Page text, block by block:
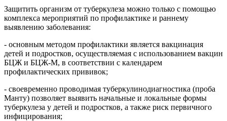
Защитить организм от туберкулеза можно только с помощью
комплекса мероприятий по профилактике и раннему
выявлению заболевания:
- основным методом профилактики является вакцинация
детей и подростков, осуществляемая с использованием вакцин
БЦЖ и БЦЖ-М, в соответствии с календарем
профилактических прививок;
- своевременно проводимая туберкулинодиагностика (проба
Манту) позволяет выявить начальные и локальные формы
туберкулеза у детей и подростков, а также риск первичного
инфицирования;